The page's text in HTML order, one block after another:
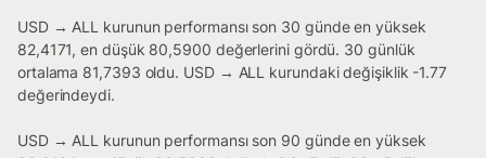
USD → ALL kurunun performansı son 30 günde en yüksek
82,4171, en düşük 80,5900 değerlerini gördü. 30 günlük
ortalama 81,7393 oldu. USD → ALL kurundaki değişiklik -1.77
değerindeydi.
USD → ALL kurunun performansı son 90 günde en yüksek